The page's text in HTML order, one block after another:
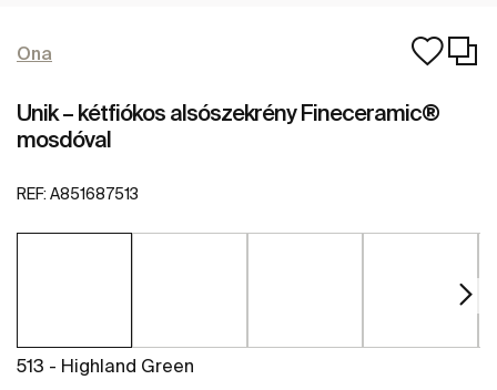
Ona
Unik – kétfiókos alsószekrény Fineceramic®
mosdóval
REF: A851687513
513 - Highland Green